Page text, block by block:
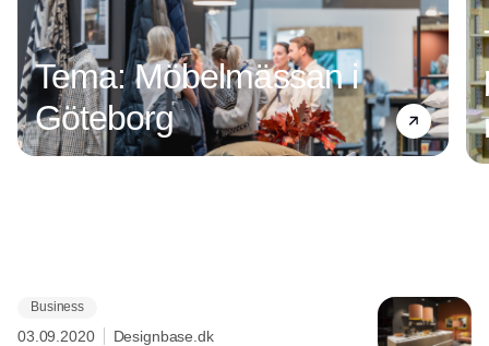
Tema: Möbelmässan i
Göteborg
Business
03.09.2020 Designbase.dk